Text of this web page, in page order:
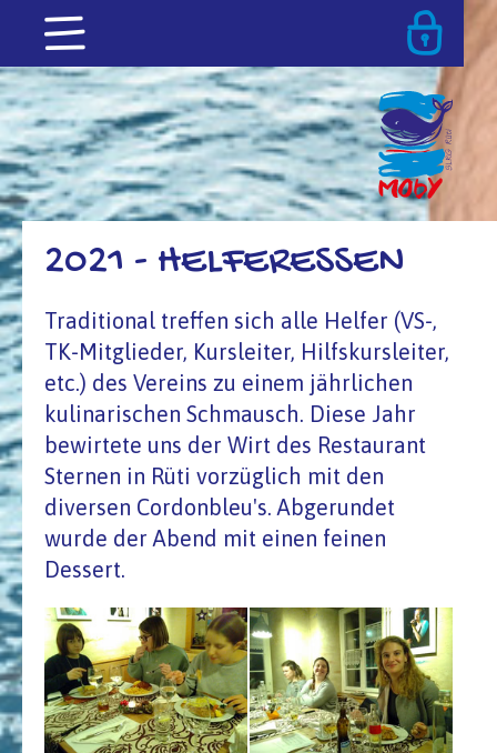
2021 - HELFERESSEN
Traditional treffen sich alle Helfer (VS-,
TK-Mitglieder, Kursleiter, Hilfskursleiter,
etc.) des Vereins zu einem jährlichen
kulinarischen Schmausch. Diese Jahr
bewirtete uns der Wirt des Restaurant
Sternen in Rüti vorzüglich mit den
diversen Cordonbleu's. Abgerundet
wurde der Abend mit einen feinen
Dessert.